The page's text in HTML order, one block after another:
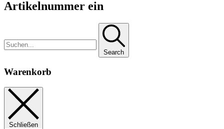
Artikelnummer ein
Search
Warenkorb
Schließen